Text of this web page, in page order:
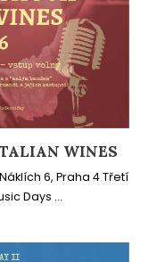
WINES
6, Praha 4 Třetí
Days ...